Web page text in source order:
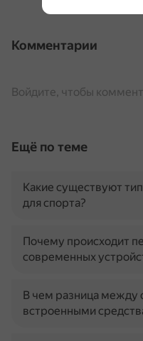
Комментарии
Войдите, чтобы
Ещё по теме
Какие существуют
для спорта?
Почему происходит
современных
В чем разница
встроенными